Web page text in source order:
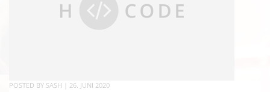
POSTED BY SASH 26. JUNI 2020